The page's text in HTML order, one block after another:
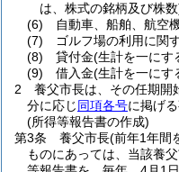
は、株式の銘柄及び株
(6)
自動車、船舶、航空
(7)
ゴルフ場の利用に関
(8)
貸付金(生計を一にす
(9)
借入金(生計を一にす
2
養父市長は、その任期開
分に応じ同項各号に掲げ
(所得等報告書の作成)
第3条
養父市長(前年1年間
ものにあっては、当該養